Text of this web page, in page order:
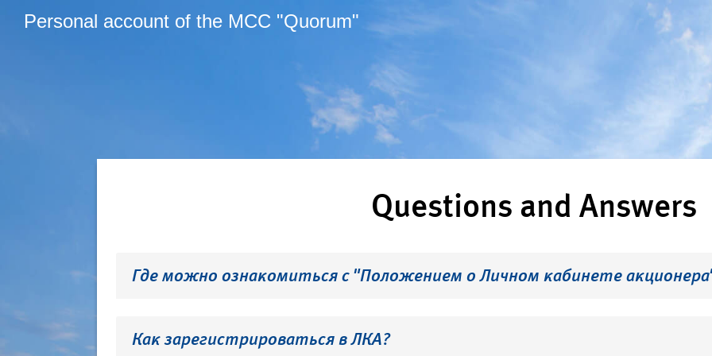
Personal account of the MCC "Quorum"
Questions and Answers
Где можно ознакомиться с "Положением о Личном кабинете
Как зарегистрироваться в ЛКА?